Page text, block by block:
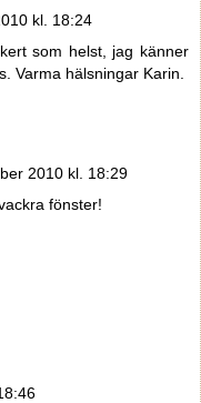
kl. 18:24
som helst, jag känner
Varma hälsningar Karin.
2010 kl. 18:29
fönster!